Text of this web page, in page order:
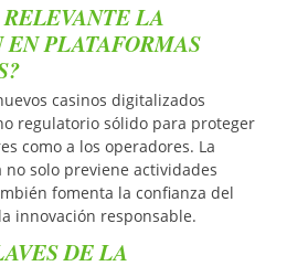
RELEVANTE LA
PLATAFORMAS
casinos digitalizados
regulatorio sólido para proteger
como a los operadores. La
solo previene actividades
fomenta la confianza del
innovación responsable.
DE LA